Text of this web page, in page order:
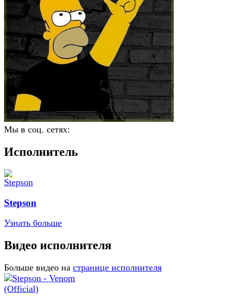
Мы в соц. сетях:
Исполнитель
Stepson
Узнать больше
Видео исполнителя
Больше видео на странице исполнителя